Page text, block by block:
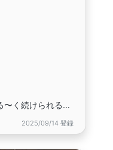
メンバー募集中！！,気軽にゆる〜く続けられるサッカーサークル,初心者・運動不足の方が中心！
2025/09/14 登録